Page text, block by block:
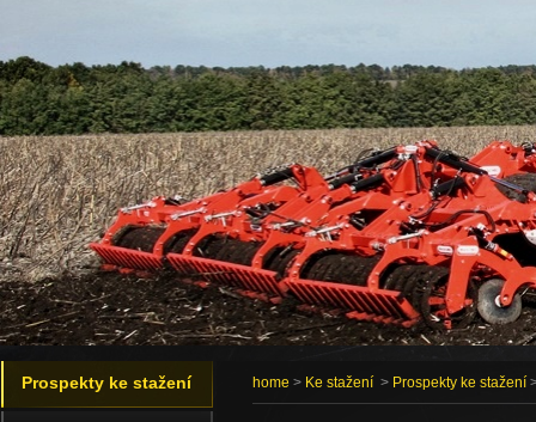
home > Ke stažení > Prospekty ke stažení
Prospekty ke stažení